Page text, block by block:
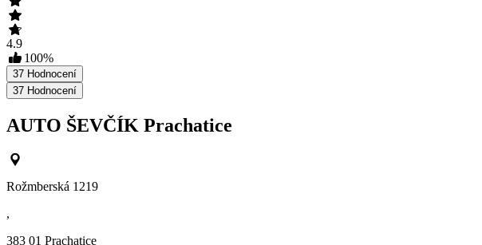
4.9
100%
37 Hodnocení
37 Hodnocení
AUTO ŠEVČÍK Prachatice
Rožmberská 1219
,
383 01 Prachatice